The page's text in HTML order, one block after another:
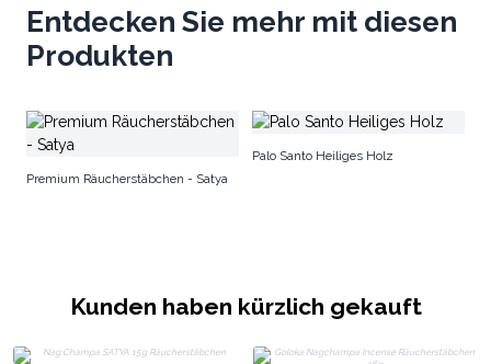
Entdecken Sie mehr mit diesen
Produkten
Premium Räucherstäbchen - Satya
Palo Santo Heiliges Holz
Kunden haben kürzlich gekauft